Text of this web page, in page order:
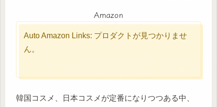
Amazon
Auto Amazon Links: プロダクトが見つかりませ
ん。
韓国コスメ、日本コスメが定番になりつつある中、